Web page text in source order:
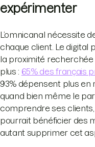
expérimenter
L’omnicanal nécessite
chaque client. Le digital
la proximité
plus : 65% des français
93% dépensent plus en
quand bien même le
comprendre ses
pourrait bénéficier des
autant supprimer cet